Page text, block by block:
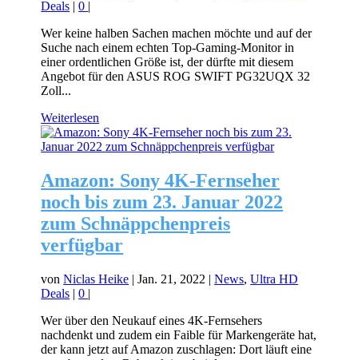
Deals |0 |
Wer keine halben Sachen machen möchte und auf der
Suche nach einem echten Top-Gaming-Monitor in
einer ordentlichen Größe ist, der dürfte mit diesem
Angebot für den ASUS ROG SWIFT PG32UQX 32
Zoll...
Weiterlesen
Amazon: Sony 4K-Fernseher
noch bis zum 23. Januar 2022
zum Schnäppchenpreis
verfügbar
vonNiclas Heike |Jan. 21, 2022 |News,Ultra HD
Deals |0 |
Wer über den Neukauf eines 4K-Fernsehers
nachdenkt und zudem ein Faible für Markengeräte hat,
der kann jetzt auf Amazon zuschlagen: Dort läuft eine